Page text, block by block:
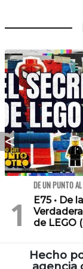
DE UN PUNTO
E75 • De
de LEGO
Hecho